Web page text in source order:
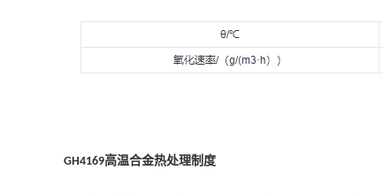
GH4169高温合金热处理制度